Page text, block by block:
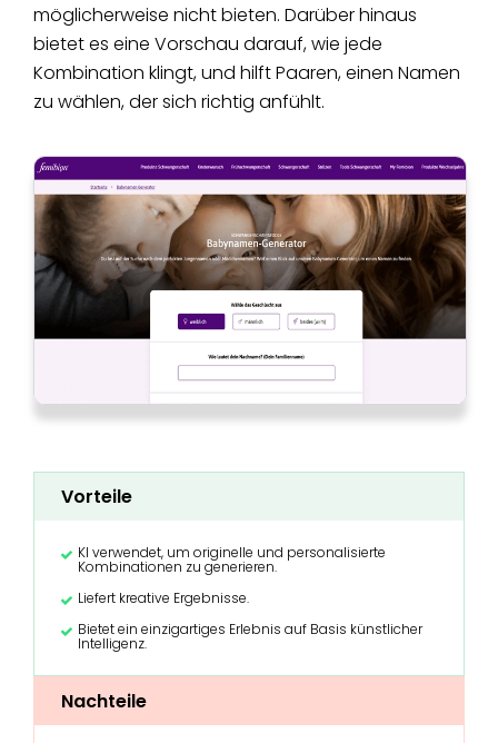
möglicherweise nicht bieten. Darüber hinaus
bietet es eine Vorschau darauf, wie jede
Kombination klingt, und hilft Paaren, einen Namen
zu wählen, der sich richtig anfühlt.
Vorteile
KI verwendet, um originelle und personalisierte
Kombinationen zu generieren.
Liefert kreative Ergebnisse.
Bietet ein einzigartiges Erlebnis auf Basis künstlicher
Intelligenz.
Nachteile